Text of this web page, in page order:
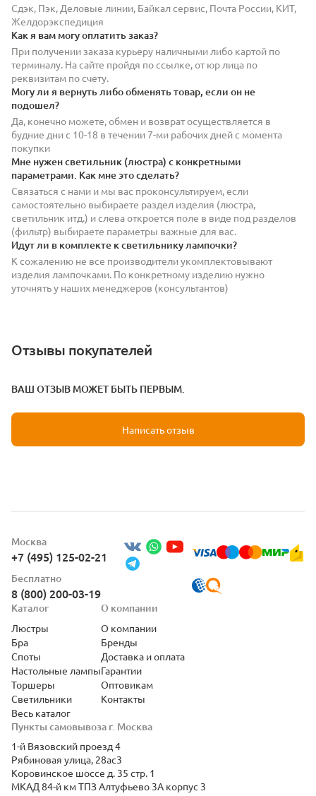
Сдэк, Пэк, Деловые линии, Байкал сервис, Почта России, КИТ,
Желдорэкспедиция
Как я вам могу оплатить заказ?
При получении заказа курьеру наличными либо картой по
терминалу. На сайте пройдя по ссылке, от юр лица по
реквизитам по счету.
Могу ли я вернуть либо обменять товар, если он не
подошел?
Да, конечно можете, обмен и возврат осуществляется в
будние дни с 10-18 в течении 7-ми рабочих дней с момента
покупки
Мне нужен светильник (люстра) с конкретными
параметрами. Как мне это сделать?
Связаться с нами и мы вас проконсультируем, если
самостоятельно выбираете раздел изделия (люстра,
светильник итд.) и слева откроется поле в виде под разделов
(фильтр) выбираете параметры важные для вас.
Идут ли в комплекте к светильнику лампочки?
К сожалению не все производители укомплектовывают
изделия лампочками. По конкретному изделию нужно
уточнять у наших менеджеров (консультантов)
Отзывы покупателей
ВАШ ОТЗЫВ МОЖЕТ БЫТЬ ПЕРВЫМ.
Написать отзыв
Москва
+7 (495) 125-02-21
Бесплатно
8 (800) 200-03-19
Пункты самовывоза г. Москва
1-й Вязовский проезд 4
Рябиновая улица, 28ас3
Коровинское шоссе д. 35 стр. 1
МКАД 84-й км ТПЗ Алтуфьево 3А корпус 3
Каталог
Люстры
Бра
Споты
Настольные лампы
Торшеры
Светильники
Весь каталог
О компании
О компании
Бренды
Доставка и оплата
Гарантии
Оптовикам
Контакты